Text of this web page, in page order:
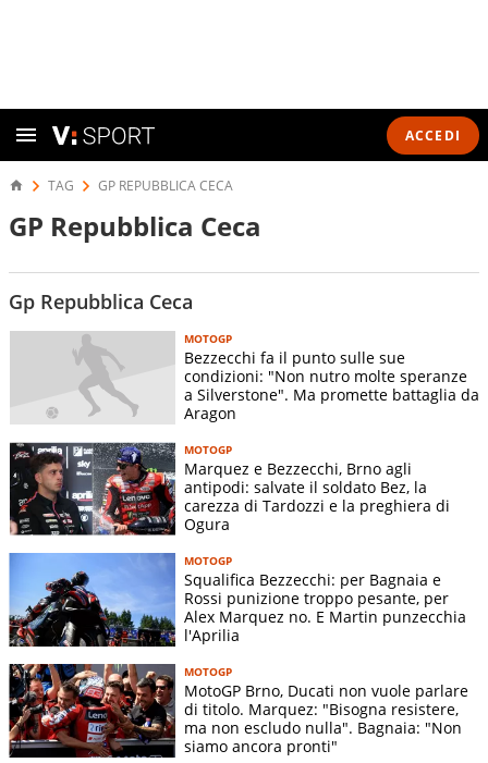
ACCEDI
TAG GP REPUBBLICA CECA
GP Repubblica Ceca
Gp Repubblica Ceca
MOTOGP
Bezzecchi fa il punto sulle sue
condizioni: "Non nutro molte speranze
a Silverstone". Ma promette battaglia da
Aragon
MOTOGP
Marquez e Bezzecchi, Brno agli
antipodi: salvate il soldato Bez, la
carezza di Tardozzi e la preghiera di
Ogura
MOTOGP
Squalifica Bezzecchi: per Bagnaia e
Rossi punizione troppo pesante, per
Alex Marquez no. E Martin punzecchia
l'Aprilia
MOTOGP
MotoGP Brno, Ducati non vuole parlare
di titolo. Marquez: "Bisogna resistere,
ma non escludo nulla". Bagnaia: "Non
siamo ancora pronti"